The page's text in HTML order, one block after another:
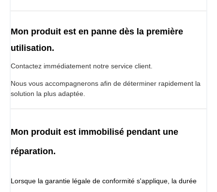
Mon produit est en panne dès la première
utilisation.
Contactez immédiatement notre service client.
Nous vous accompagnerons afin de déterminer rapidement la
solution la plus adaptée.
Mon produit est immobilisé pendant une
réparation.
Lorsque la garantie légale de conformité s'applique, la durée